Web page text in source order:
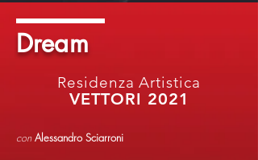
Dream
VETTORI 2021
Residenza Artistica
conAlessandro Sciarroni